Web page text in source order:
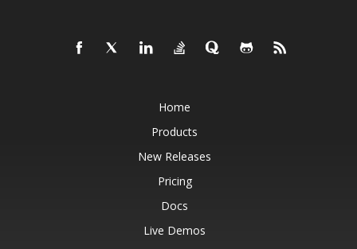
Home
Products
New Releases
Pricing
Docs
Live Demos